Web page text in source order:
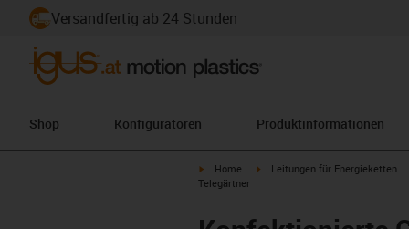
Versandfertig ab 24 Stunden
Shop Konfiguratoren Produktinformationen
igus-icon-arrow-right
Home igus-icon-arrow-right
Leitungen für Energieketten
Telegärtner